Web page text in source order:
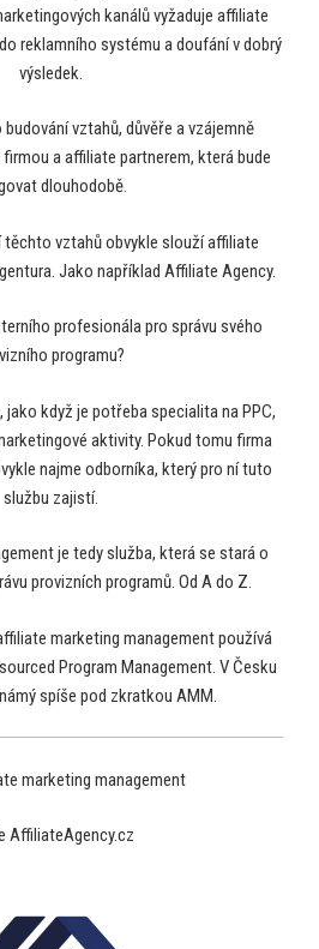
kanálů vyžaduje affiliate
reklamního systému a doufání v dobrý
výsledek.
vztahů, důvěře a vzájemně
a affiliate partnerem, která bude
dlouhodobě.
těchto vztahů obvykle slouží affiliate
Jako například Affiliate Agency.
profesionála pro správu svého
programu?
když je potřeba specialita na PPC,
aktivity. Pokud tomu firma
najme odborníka, který pro ní tuto
službu zajistí.
je tedy služba, která se stará o
provizních programů. Od A do Z.
marketing management používá
Program Management. V Česku
spíše pod zkratkou AMM.
marketing management
AffiliateAgency.cz